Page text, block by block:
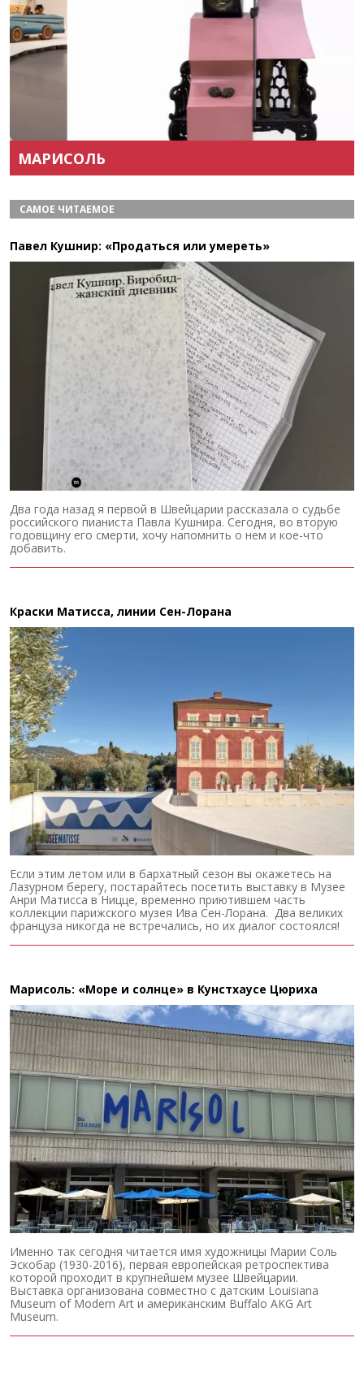
МАРИСОЛЬ
САМОЕ ЧИТАЕМОЕ
Павел Кушнир: «Продаться или умереть»
Два года назад я первой в Швейцарии рассказала о судьбе
российского пианиста Павла Кушнира. Сегодня, во вторую
годовщину его смерти, хочу напомнить о нем и кое-что
добавить.
Краски Матисса, линии Сен-Лорана
Если этим летом или в бархатный сезон вы окажетесь на
Лазурном берегу, постарайтесь посетить выставку в Музее
Анри Матисса в Ницце, временно приютившем часть
коллекции парижского музея Ива Сен-Лорана. Два великих
француза никогда не встречались, но их диалог состоялся!
Марисоль: «Море и солнце» в Кунстхаусе Цюриха
Именно так сегодня читается имя художницы Марии Соль
Эскобар (1930-2016), первая европейская ретроспектива
которой проходит в крупнейшем музее Швейцарии.
Выставка организована совместно с датским Louisiana
Museum of Modern Art и американским Buffalo AKG Art
Museum.